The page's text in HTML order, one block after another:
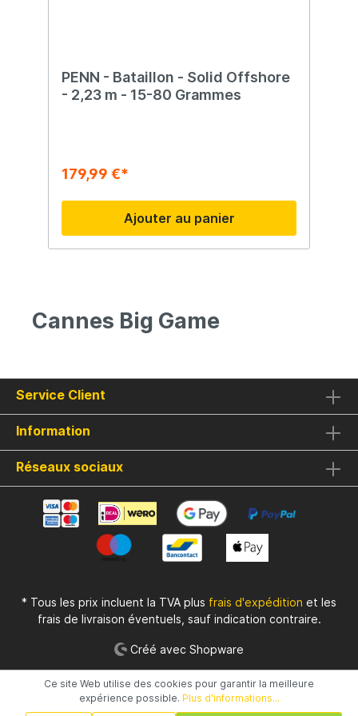
PENN - Bataillon - Solid Offshore
- 2,23 m - 15-80 Grammes
179,99 €*
Ajouter au panier
Cannes Big Game
Service Client
Information
Réseaux sociaux
* Tous les prix incluent la TVA plus frais d'expédition et les
frais de livraison éventuels, sauf indication contraire.
Créé avec Shopware
Ce site Web utilise des cookies pour garantir la meilleure
expérience possible. Plus d'informations...